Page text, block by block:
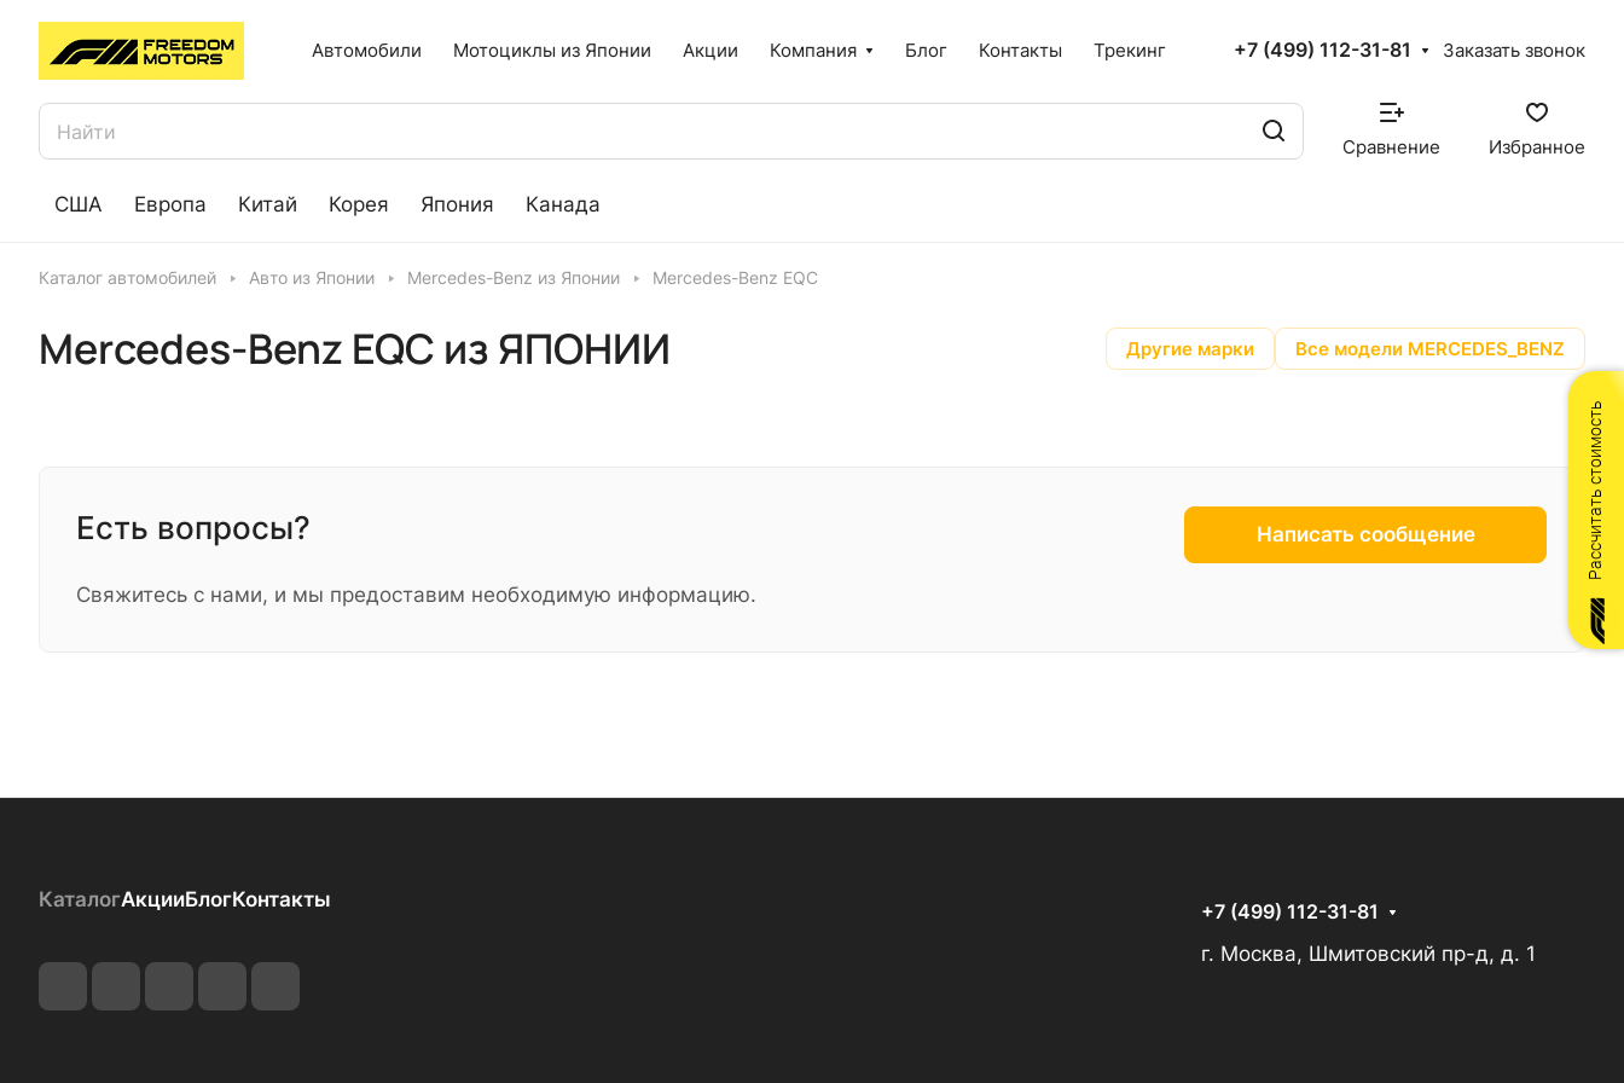
Автомобили Мотоциклы из Японии Акции Компания Блог Контакты Трекинг +7 (499) 112-31-81 Заказать звонок
Сравнение Избранное
США Европа Китай Корея Япония Канада
Каталог автомобилей Авто из Японии Mercedes-Benz из Японии Mercedes-Benz EQC
Mercedes-Benz EQC из ЯПОНИИ Другие марки Все модели MERCEDES_BENZ
Есть вопросы?
Свяжитесь с нами, и мы предоставим необходимую информацию.
Написать сообщение
КаталогАкцииБлогКонтакты
+7 (499) 112-31-81
г. Москва, Шмитовский пр-д, д. 1
Рассчитать стоимость